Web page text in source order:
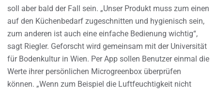
soll aber bald der Fall sein. „Unser Produkt muss zum einen
auf den Küchenbedarf zugeschnitten und hygienisch sein,
zum anderen ist auch eine einfache Bedienung wichtig“,
sagt Riegler. Geforscht wird gemeinsam mit der Universität
für Bodenkultur in Wien. Per App sollen Benutzer einmal die
Werte ihrer persönlichen Microgreenbox überprüfen
können. „Wenn zum Beispiel die Luftfeuchtigkeit nicht